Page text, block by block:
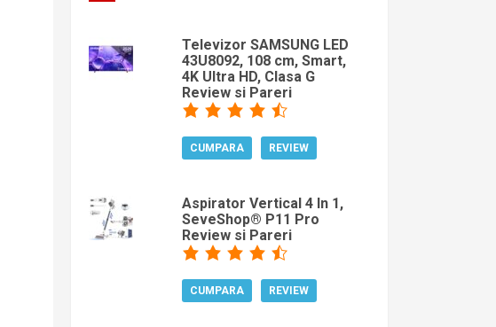
Televizor SAMSUNG LED
43U8092, 108 cm, Smart,
4K Ultra HD, Clasa G
Review si Pareri
CUMPARA REVIEW
Aspirator Vertical 4 In 1,
SeveShop® P11 Pro
Review si Pareri
CUMPARA REVIEW